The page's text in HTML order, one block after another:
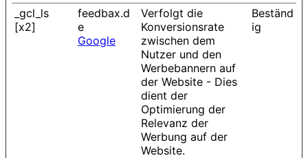
_gcl_ls
[x2]
feedbax.d
e
Google
Verfolgt die
Konversionsrate
zwischen dem
Nutzer und den
Werbebannern auf
der Website - Dies
dient der
Optimierung der
Relevanz der
Werbung auf der
Website.
Beständ
ig